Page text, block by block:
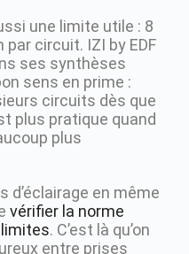
une limite utile : 8
circuit. IZI by EDF
ses synthèses
sens en prime :
circuits dès que
plus pratique quand
plus
d’éclairage en même
vérifier la norme
limites. C’est là qu’on
entre prises